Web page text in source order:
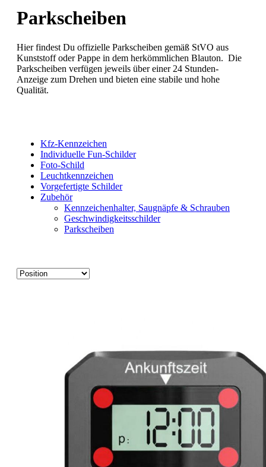
Parkscheiben
Hier findest Du offizielle Parkscheiben gemäß StVO aus
Kunststoff oder Pappe in dem herkömmlichen Blauton. Die
Parkscheiben verfügen jeweils über einer 24 Stunden-
Anzeige zum Drehen und bieten eine stabile und hohe
Qualität.
Kfz-Kennzeichen
Individuelle Fun-Schilder
Foto-Schild
Leuchtkennzeichen
Vorgefertigte Schilder
Zubehör
Kennzeichenhalter, Saugnäpfe & Schrauben
Geschwindigkeitsschilder
Parkscheiben